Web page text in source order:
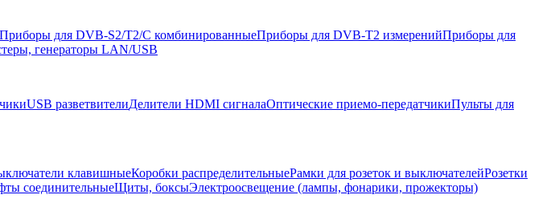
Приборы для DVB-S2/T2/C комбинированныеПриборы для DVB-T2 измеренийПриборы для
генераторы LAN/USB
USB разветвителиДелители HDMI сигналаОптические приемо-передатчикиПульты для
клавишныеКоробки распределительныеРамки для розеток и выключателейРозетки
соединительныеЩиты, боксыЭлектроосвещение (лампы, фонарики, прожекторы)